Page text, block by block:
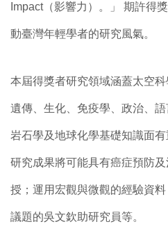
Impact（影響力）。」 期許得
動臺灣年輕學者的研究風氣。
本屆得獎者研究領域涵蓋太空
遺傳、生化、免疫學、政治、
岩石學及地球化學基礎知識面
研究成果將可能具有癌症預防
授；運用宏觀與微觀的經驗資
議題的吳文欽助研究員等。